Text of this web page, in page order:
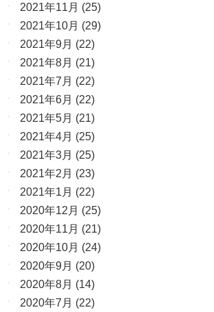
2021年11月 (25)
2021年10月 (29)
2021年9月 (22)
2021年8月 (21)
2021年7月 (22)
2021年6月 (22)
2021年5月 (21)
2021年4月 (25)
2021年3月 (25)
2021年2月 (23)
2021年1月 (22)
2020年12月 (25)
2020年11月 (21)
2020年10月 (24)
2020年9月 (20)
2020年8月 (14)
2020年7月 (22)